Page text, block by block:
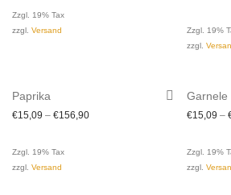
Zzgl. 19% Tax
zzgl. Versand
Zzgl. 19%
zzgl.
Paprika
€15,09 – €156,90
Zzgl. 19% Tax
zzgl. Versand
Garnele
€15,09 –
Zzgl. 19%
zzgl.